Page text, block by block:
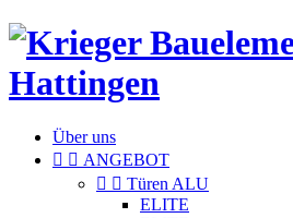
Über uns
  ANGEBOT
  Türen ALU
ELITE